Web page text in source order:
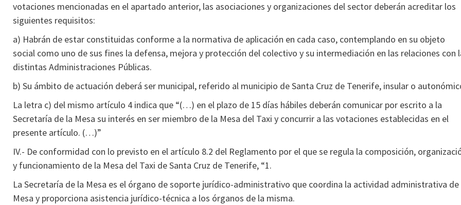
votaciones mencionadas en el apartado anterior, las asociaciones y organizaciones del sector deberán acreditar los
siguientes requisitos:
a) Habrán de estar constituidas conforme a la normativa de aplicación en cada caso, contemplando en su objeto
social como uno de sus fines la defensa, mejora y protección del colectivo y su intermediación en las relaciones con
distintas Administraciones Públicas.
b) Su ámbito de actuación deberá ser municipal, referido al municipio de Santa Cruz de Tenerife, insular o
La letra c) del mismo artículo 4 indica que “(…) en el plazo de 15 días hábiles deberán comunicar por escrito a la
Secretaría de la Mesa su interés en ser miembro de la Mesa del Taxi y concurrir a las votaciones establecidas en el
presente artículo. (…)”
IV.- De conformidad con lo previsto en el artículo 8.2 del Reglamento por el que se regula la composición,
y funcionamiento de la Mesa del Taxi de Santa Cruz de Tenerife, “1.
La Secretaría de la Mesa es el órgano de soporte jurídico-administrativo que coordina la actividad administrativa de
Mesa y proporciona asistencia jurídico-técnica a los órganos de la misma.